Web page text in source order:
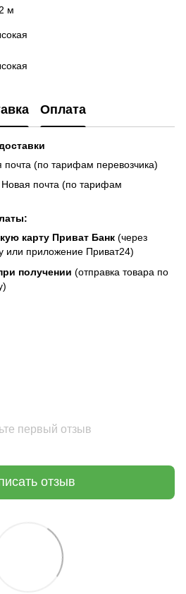
м
Оплата
почта (по тарифам перевозчика)
Новая почта (по тарифам
карту Приват Банк (через
или приложение Приват24)
получении (отправка товара по
первый отзыв
отзыв